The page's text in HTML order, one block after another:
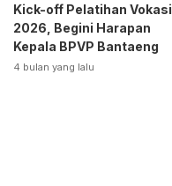
Kick-off Pelatihan Vokasi
2026, Begini Harapan
Kepala BPVP Bantaeng
4 bulan yang lalu